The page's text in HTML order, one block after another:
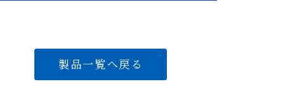
製品一覧へ戻る